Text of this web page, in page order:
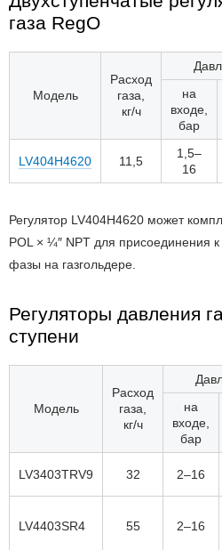
газа RegO
Модель
Расход
газа,
кг/ч
на
входе,
бар
LV404H4620 11,5
1,5–
16
Регулятор LV404H4620 может
POL × ¼″ NPT для присоединения
фазы на газгольдере.
Регуляторы давления
ступени
Модель
Расход
газа,
кг/ч
на
входе,
бар
LV3403TRV9 32 2–16
LV4403SR4 55 2–16